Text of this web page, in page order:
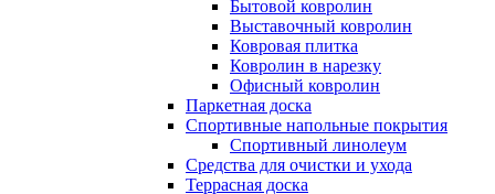
Бытовой ковролин
Выставочный ковролин
Ковровая плитка
Ковролин в нарезку
Офисный ковролин
Паркетная доска
Спортивные напольные покрытия
Спортивный линолеум
Средства для очистки и ухода
Террасная доска